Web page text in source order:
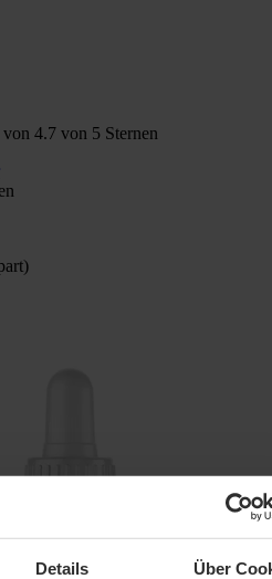
Details Über
4.7 von 5 Sternen